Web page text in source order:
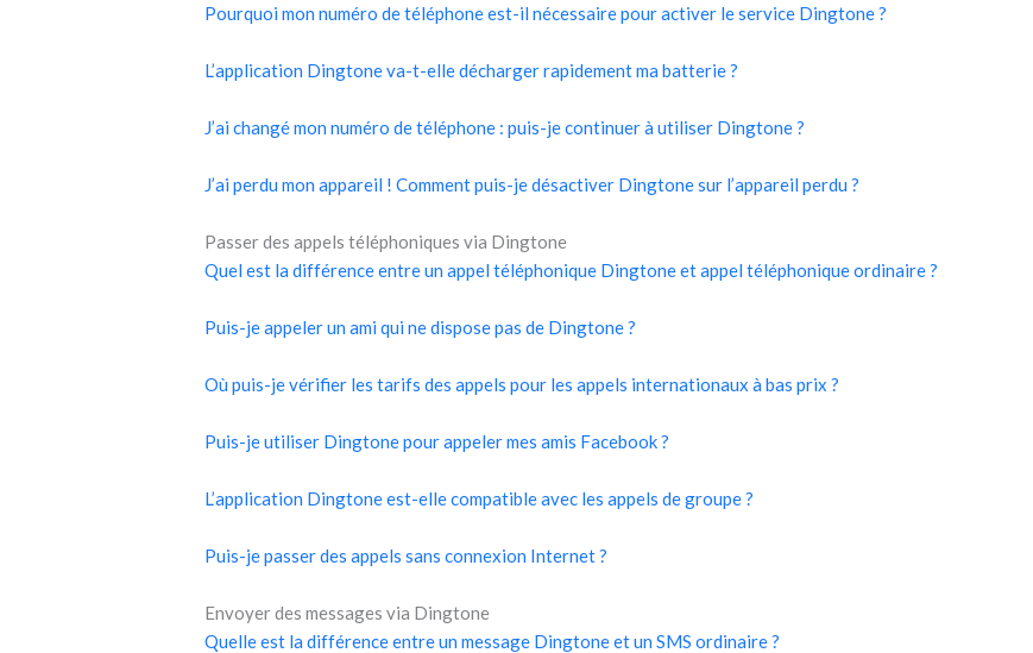
Pourquoi mon numéro de téléphone est-il nécessaire pour activer le service Dingtone ?
L’application Dingtone va-t-elle décharger rapidement ma batterie ?
J’ai changé mon numéro de téléphone : puis-je continuer à utiliser Dingtone ?
J’ai perdu mon appareil ! Comment puis-je désactiver Dingtone sur l’appareil perdu ?
Passer des appels téléphoniques via Dingtone
Quel est la différence entre un appel téléphonique Dingtone et appel téléphonique ordinaire ?
Puis-je appeler un ami qui ne dispose pas de Dingtone ?
Où puis-je vérifier les tarifs des appels pour les appels internationaux à bas prix ?
Puis-je utiliser Dingtone pour appeler mes amis Facebook ?
L’application Dingtone est-elle compatible avec les appels de groupe ?
Puis-je passer des appels sans connexion Internet ?
Envoyer des messages via Dingtone
Quelle est la différence entre un message Dingtone et un SMS ordinaire ?